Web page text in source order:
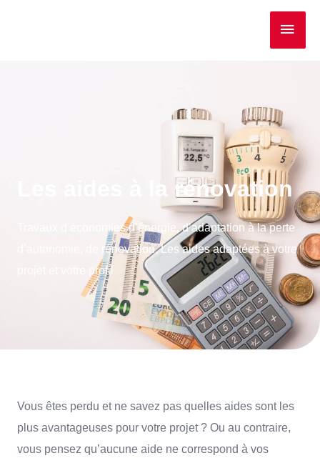
Les aides à la rénovation
Travaux d’économies d’énergie, d’adaptation à la perte
d’autonomie, de rénovation. Les aides adaptées à votre
projet et votre profil
Vous êtes perdu et ne savez pas quelles aides sont les
plus avantageuses pour votre projet ? Ou au contraire,
vous pensez qu’aucune aide ne correspond à vos